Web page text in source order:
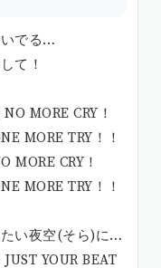
でる…
て！
MORE CRY！
MORE TRY！！
CRY！
MORE TRY！！
い夜空(そら)に…
YOUR BEAT